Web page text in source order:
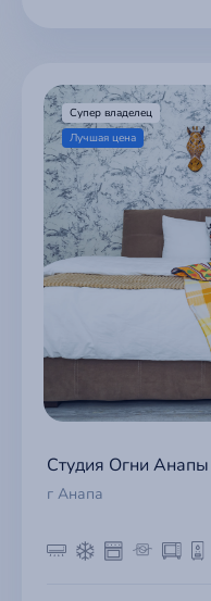
Супер владелец
Лучшая цена
Студия Огни Анапы
г Анапа